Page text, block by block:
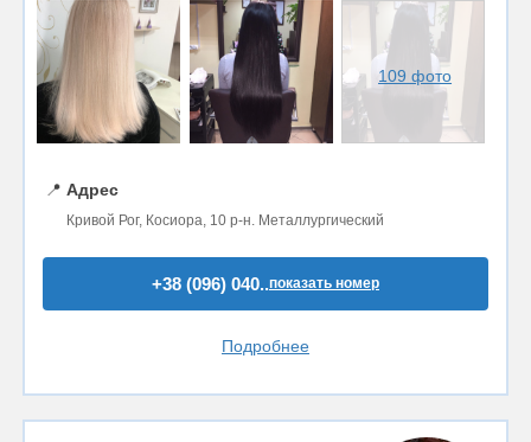
109 фото
📍 Адрес
Кривой Рог, Косиора, 10 р-н. Металлургический
+38 (096) 040..показать номер
Подробнее